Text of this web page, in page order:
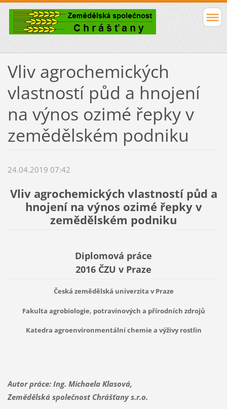
Vliv agrochemických
vlastností půd a hnojení
na výnos ozimé řepky v
zemědělském podniku
24.04.2019 07:42
Vliv agrochemických vlastností půd a
hnojení na výnos ozimé řepky v
zemědělském podniku
Diplomová práce
2016 ČZU v Praze
Česká zemědělská univerzita v Praze
Fakulta agrobiologie, potravinových a přírodních zdrojů
Katedra agroenvironmentální chemie a výživy rostlin
Autor práce: Ing. Michaela Klasová,
Zemědělská společnost Chrášťany s.r.o.